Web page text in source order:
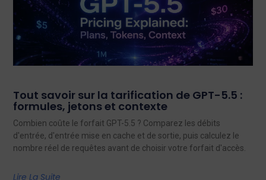
Tout savoir sur la tarification de GPT-5.5 :
formules, jetons et contexte
Combien coûte le forfait GPT-5.5 ? Comparez les débits
d'entrée, d'entrée mise en cache et de sortie, puis calculez le
nombre réel de requêtes avant de choisir votre forfait d'accès.
Lire La Suite